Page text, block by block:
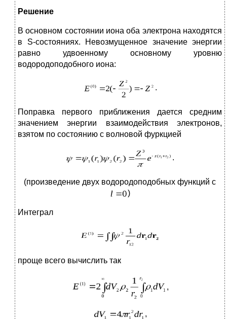
Решение
В основном состоянии иона оба электрона находятся
в S-состояниях. Невозмущенное значение энергии
равно удвоенному основному уровню
водородоподобного иона:
.
Поправка первого приближения дается средним
значением энергии взаимодействия электронов,
взятом по состоянию с волновой фуркцией
.
(произведение двух водородоподобных функций с
)
Интеграл
проще всего вычислить так
,
,